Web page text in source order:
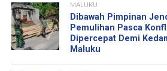
MALUKU
Dibawah Pimpinan
Pemulihan Pasca
Dipercepat Demi
Maluku